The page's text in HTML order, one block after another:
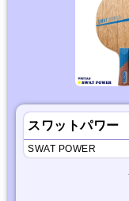
スワットパワー
SWAT POWER